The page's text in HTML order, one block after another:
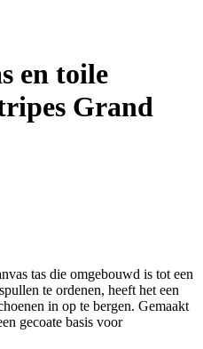
en toile
Grand
tas die omgebouwd is tot een
te ordenen, heeft het een
in op te bergen. Gemaakt
gecoate basis voor